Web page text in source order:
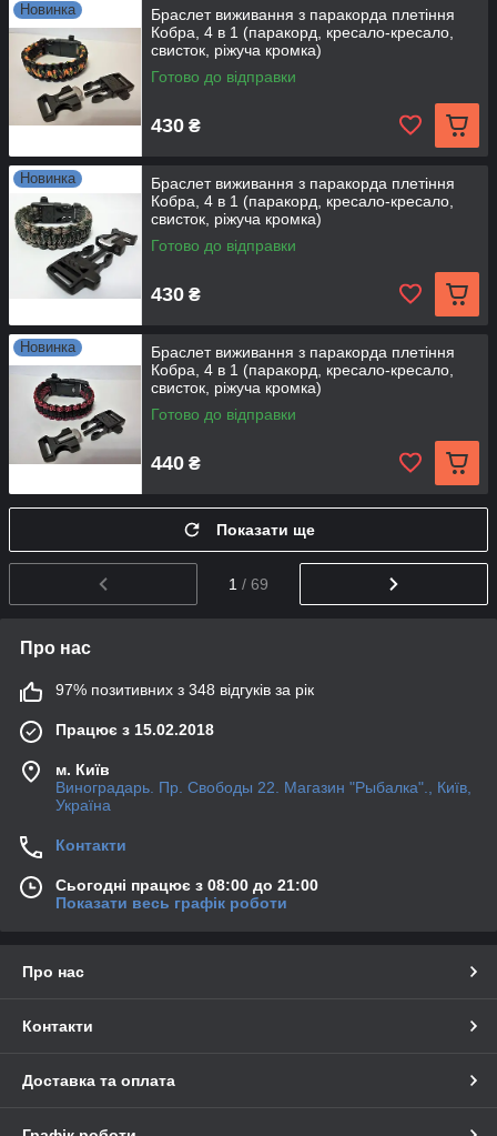
Новинка
Браслет виживання з паракорда плетіння
Кобра, 4 в 1 (паракорд, кресало-кресало,
свисток, ріжуча кромка)
Готово до відправки
430 ₴
Новинка
Браслет виживання з паракорда плетіння
Кобра, 4 в 1 (паракорд, кресало-кресало,
свисток, ріжуча кромка)
Готово до відправки
430 ₴
Новинка
Браслет виживання з паракорда плетіння
Кобра, 4 в 1 (паракорд, кресало-кресало,
свисток, ріжуча кромка)
Готово до відправки
440 ₴
Показати ще
1 / 69
Про нас
97% позитивних з 348 відгуків за рік
Працює з 15.02.2018
м. Київ
Виноградарь. Пр. Свободы 22. Магазин "Рыбалка"., Київ,
Україна
Контакти
Сьогодні працює з 08:00 до 21:00
Показати весь графік роботи
Про нас
Контакти
Доставка та оплата